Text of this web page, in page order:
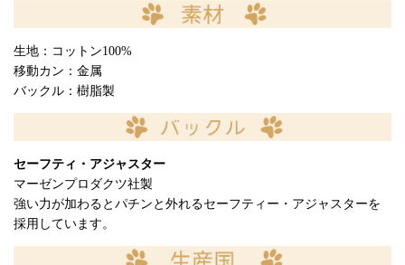
生地：コットン100%
移動カン：金属
バックル：樹脂製
セーフティ・アジャスター
マーゼンプロダクツ社製
強い力が加わるとパチンと外れるセーフティー・アジャスターを
採用しています。